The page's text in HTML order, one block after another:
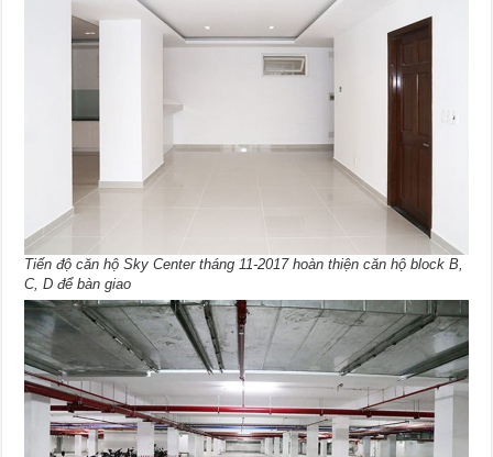
Tiến độ căn hộ Sky Center tháng 11-2017 hoàn thiện căn hộ block B,
C, D để bàn giao